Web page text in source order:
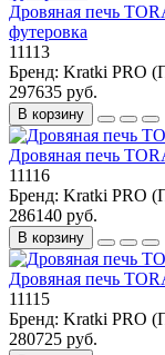
Дровяная печь
футеровка
11113
Бренд: Kratki PRO
297635 руб.
В корзину
Дровяная печь
11116
Бренд: Kratki PRO
286140 руб.
В корзину
Дровяная печь
11115
Бренд: Kratki PRO
280725 руб.